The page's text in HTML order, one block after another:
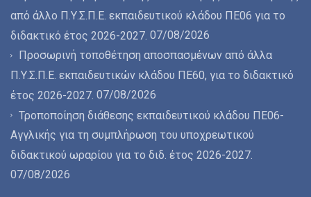
από άλλο Π.Υ.Σ.Π.Ε. εκπαιδευτικού κλάδου ΠΕ06 για το
διδακτικό έτος 2026-2027. 07/08/2026
Προσωρινή τοποθέτηση αποσπασμένων από άλλα
Π.Υ.Σ.Π.Ε. εκπαιδευτικών κλάδου ΠΕ60, για το διδακτικό
έτος 2026-2027. 07/08/2026
Τροποποίηση διάθεσης εκπαιδευτικού κλάδου ΠΕ06-
Αγγλικής για τη συμπλήρωση του υποχρεωτικού
διδακτικού ωραρίου για το διδ. έτος 2026-2027.
07/08/2026